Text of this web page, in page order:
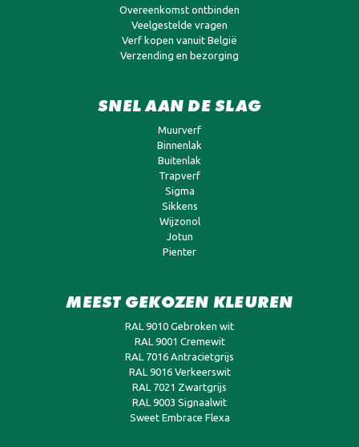
Overeenkomst ontbinden
Veelgestelde vragen
Verf kopen vanuit België
Verzending en bezorging
SNEL AAN DE SLAG
Muurverf
Binnenlak
Buitenlak
Trapverf
Sigma
Sikkens
Wijzonol
Jotun
Pienter
MEEST GEKOZEN KLEUREN
RAL 9010 Gebroken wit
RAL 9001 Cremewit
RAL 7016 Antracietgrijs
RAL 9016 Verkeerswit
RAL 7021 Zwartgrijs
RAL 9003 Signaalwit
Sweet Embrace Flexa